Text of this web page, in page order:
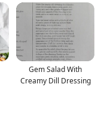
Gem Salad With
Creamy Dill Dressing